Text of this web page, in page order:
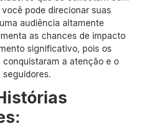
pode direcionar suas
audiência altamente
as chances de impacto
significativo, pois os
conquistaram a atenção e o
seguidores.